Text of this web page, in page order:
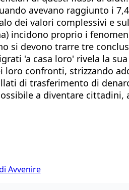
avevano raggiunto i
dei valori complessivi e
incidono proprio i
si devono trarre tre
'a casa loro' rivela la
confronti, strizzando
di trasferimento di
a diventare
Avvenire